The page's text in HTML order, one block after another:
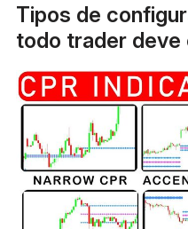
Tipos de
todo trader deve